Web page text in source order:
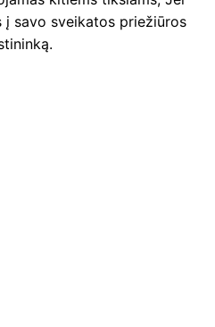
savo sveikatos priežiūros